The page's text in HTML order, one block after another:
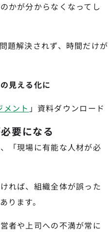
かが分からなくなってし
題解決されず、時間だけが
見える化に
ント 」資料ダウンロード
要になる
「現場に有能な人材が必
れば、組織全体が誤った
ります。
者や上司への不満が常に